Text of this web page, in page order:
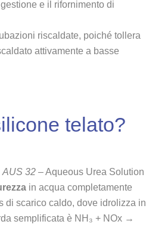
e il rifornimento di
riscaldate, poiché tollera
attivamente a basse
telato?
AUS 32 – Aqueous Urea Solution
in acqua completamente
di scarico caldo, dove idrolizza in
semplificata è NH₃ + NOx →